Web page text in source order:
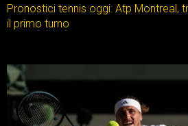
Pronostici tennis oggi: Atp Montreal,
il primo turno